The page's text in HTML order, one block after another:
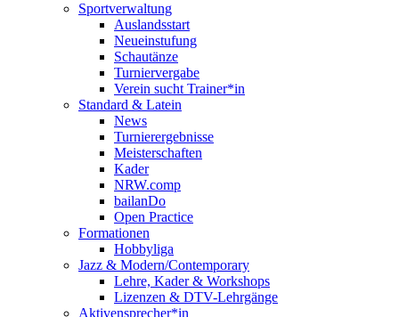
Sportverwaltung
Auslandsstart
Neueinstufung
Schautänze
Turniervergabe
Verein sucht Trainer*in
Standard & Latein
News
Turnierergebnisse
Meisterschaften
Kader
NRW.comp
bailanDo
Open Practice
Formationen
Hobbyliga
Jazz & Modern/Contemporary
Lehre, Kader & Workshops
Lizenzen & DTV-Lehrgänge
Aktivensprecher*in